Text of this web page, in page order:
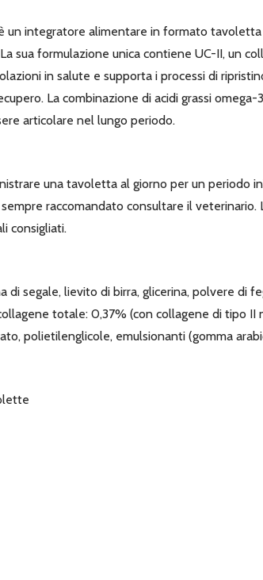
un integratore alimentare in formato
sua formulazione unica contiene UC-II, un
in salute e supporta i processi di
La combinazione di acidi grassi
articolare nel lungo periodo.
una tavoletta al giorno per un periodo
raccomandato consultare il
consigliati.
di segale, lievito di birra, glicerina, polvere
totale: 0,37% (con collagene di tipo
polietilenglicole, emulsionanti (gomma